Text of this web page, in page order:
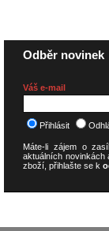
Odběr novinek
Váš e-mail
Přihlásit
Máte-li zájem o
aktuálních novinkách
zboží, přihlašte se k